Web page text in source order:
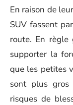
En raison de
SUV fassent
route. En règle
supporter la
que les petites
sont plus
risques de